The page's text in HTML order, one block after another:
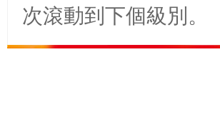
次滾動到下個級別。